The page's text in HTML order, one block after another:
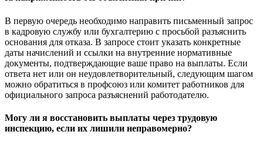
В первую очередь необходимо направить письменный запрос
в кадровую службу или бухгалтерию с просьбой разъяснить
основания для отказа. В запросе стоит указать конкретные
даты начислений и ссылки на внутренние нормативные
документы, подтверждающие ваше право на выплаты. Если
ответа нет или он неудовлетворительный, следующим шагом
можно обратиться в профсоюз или комитет работников для
официального запроса разъяснений работодателю.
Могу ли я восстановить выплаты через трудовую
инспекцию, если их лишили неправомерно?